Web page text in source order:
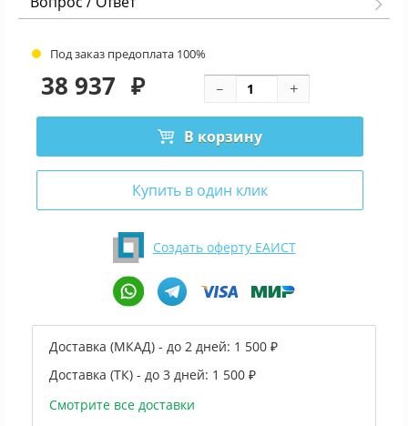
Под заказ предоплата 100%
38 937 ₽
В корзину
Купить в один клик
Создать оферту ЕАИСТ
Доставка (МКАД) - до 2 дней: 1 500 ₽
Доставка (ТК) - до 3 дней: 1 500 ₽
Смотрите все доставки